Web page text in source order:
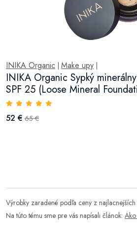
INIKA Organic Make upy
INIKA Organic Sypký
SPF 25 (Loose Mineral
52 € 65 €
Výrobky zaradené podľa ceny z
Na túto tému sme pre vás napísali článok: